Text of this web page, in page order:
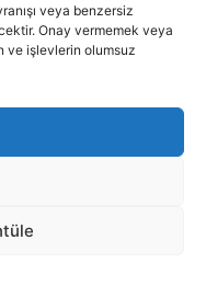
veya benzersiz
Onay vermemek veya
ve işlevlerin olumsuz
metini, resim ve benzeri
A.Ş.'ye aittir. Hiçbir şekilde
gösterilse bile izin